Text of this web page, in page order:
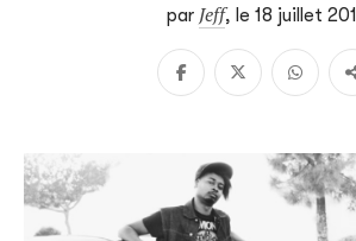
par Jeff, le 18 juillet